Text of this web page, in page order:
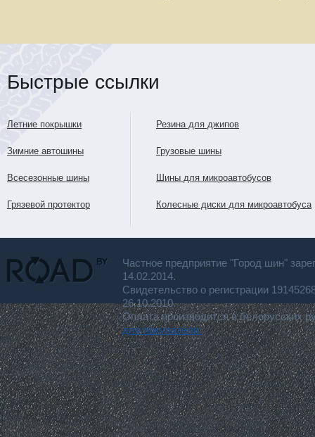
Быстрые ссылки
Летние покрышки
Зимние автошины
Всесезонные шины
Грязевой протектор
Резина для джипов
Грузовые шины
Шины для микроавтобусов
Колесные диски для микроавтобуса
Частное предприятие "Город шин"
14.02.2014.
Свидетельство о регистрации
26.10.2010.
Оплата производится в белорусских
для покупателя.